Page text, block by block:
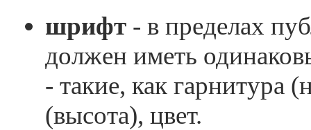
шрифт - в пределах
должен иметь
- такие, как гарнитура
(высота), цвет.